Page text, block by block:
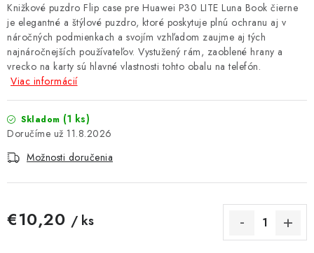
PRÍSLUŠENSTVO K NOTEBOOKOM A PC
BATÉRIE VARTA
MULTIMÉDIÁ
KAMERY
OSTATNÉ PRÍSLUŠENSTVO
Obchodné podmienky
Knižkové puzdro Flip case pre Huawei P30 LITE Luna Book čierne
je elegantné a štýlové puzdro, ktoré poskytuje plnú ochranu aj v
náročných podmienkach a svojím vzhľadom zaujme aj tých
najnáročnejších používateľov. Vystužený rám, zaoblené hrany a
vrecko na karty sú hlavné vlastnosti tohto obalu na telefón.
Viac informácií
Skladom (1 ks)
11.8.2026
Možnosti doručenia
€10,20 / ks